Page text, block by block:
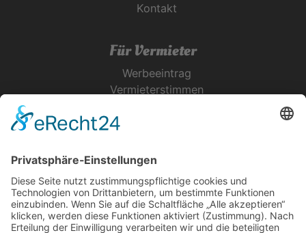
Kontakt
Für Vermieter
Werbeeintrag
Vermieterstimmen
Urlaubsservice
Bücher, Karten & CD's
Ihre Anreise
Wetter